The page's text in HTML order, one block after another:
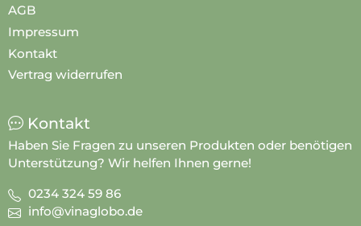
AGB
Impressum
Kontakt
Vertrag widerrufen
Kontakt
Haben Sie Fragen zu unseren Produkten oder benötigen
Unterstützung? Wir helfen Ihnen gerne!
0234 324 59 86
info@vinaglobo.de